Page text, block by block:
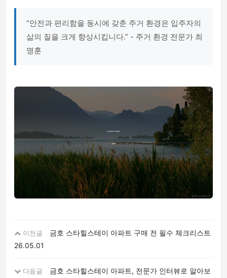
“안전과 편리함을 동시에 갖춘 주거 환경은 입주자의
삶의 질을 크게 향상시킵니다.” - 주거 환경 전문가 최
명훈
이전글
금호 스타힐스테이 아파트 구매 전 필수 체크리스트
26.05.01
다음글
금호 스타힐스테이 아파트, 전문가 인터뷰로 알아보